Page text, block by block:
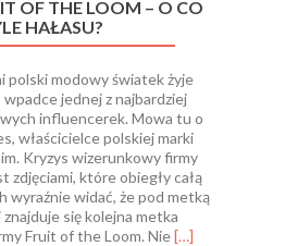
OF THE LOOM – O CO
HAŁASU?
polski modowy światek żyje
jednej z najbardziej
influencerek. Mowa tu o
właścicielce polskiej marki
Kryzys wizerunkowy firmy
zdjęciami, które obiegły całą
wyraźnie widać, że pod metką
się kolejna metka
Fruit of the Loom. NieRead
[…]